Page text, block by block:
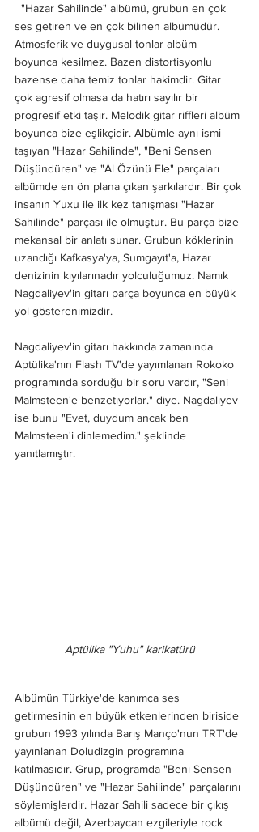
"Hazar Sahilinde" albümü, grubun en çok
ses getiren ve en çok bilinen albümüdür.
Atmosferik ve duygusal tonlar albüm
boyunca kesilmez. Bazen distortisyonlu
bazense daha temiz tonlar hakimdir. Gitar
çok agresif olmasa da hatırı sayılır bir
progresif etki taşır. Melodik gitar riffleri albüm
boyunca bize eşlikçidir. Albümle aynı ismi
taşıyan "Hazar Sahilinde", "Beni Sensen
Düşündüren" ve "Al Özünü Ele" parçaları
albümde en ön plana çıkan şarkılardır. Bir çok
insanın Yuxu ile ilk kez tanışması "Hazar
Sahilinde" parçası ile olmuştur. Bu parça bize
mekansal bir anlatı sunar. Grubun köklerinin
uzandığı Kafkasya'ya, Sumgayıt'a, Hazar
denizinin kıyılarınadır yolculuğumuz. Namık
Nagdaliyev'in gitarı parça boyunca en büyük
yol gösterenimizdir.
Nagdaliyev'in gitarı hakkında zamanında
Aptülika'nın Flash TV'de yayımlanan Rokoko
programında sorduğu bir soru vardır, "Seni
Malmsteen'e benzetiyorlar." diye. Nagdaliyev
ise bunu "Evet, duydum ancak ben
Malmsteen'i dinlemedim." şeklinde
yanıtlamıştır.
Aptülika "Yuhu" karikatürü
Albümün Türkiye'de kanımca ses
getirmesinin en büyük etkenlerinden biriside
grubun 1993 yılında Barış Manço'nun TRT'de
yayınlanan Doludizgin programına
katılmasıdır. Grup, programda "Beni Sensen
Düşündüren" ve "Hazar Sahilinde" parçalarını
söylemişlerdir. Hazar Sahili sadece bir çıkış
albümü değil, Azerbaycan ezgileriyle rock